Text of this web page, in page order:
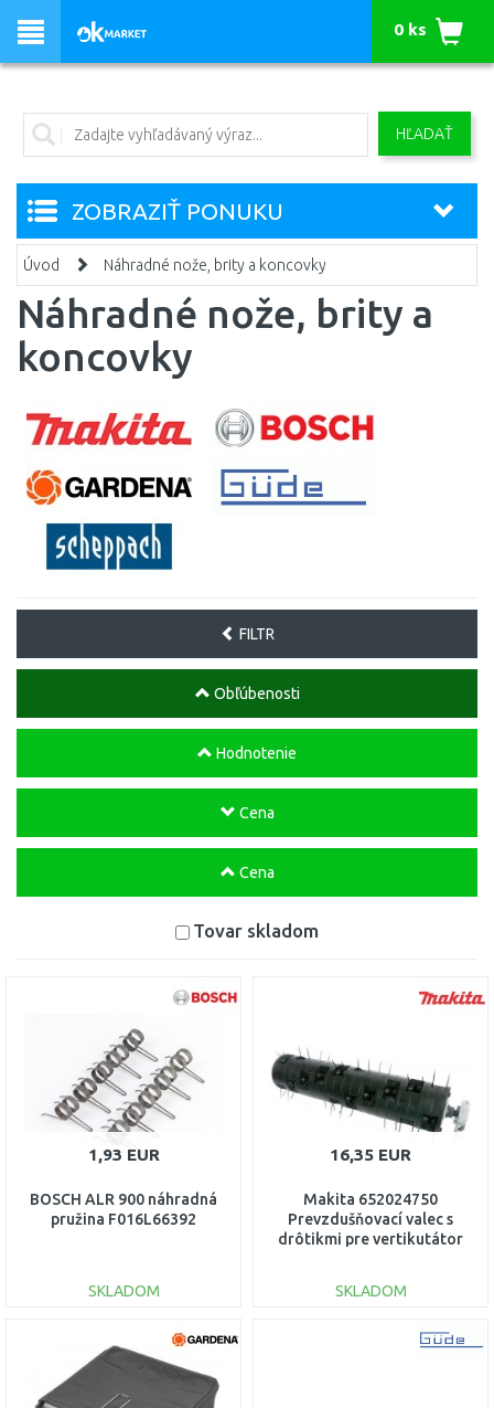
HĽADAŤ
0 ks
ZOBRAZIŤ PONUKU
Úvod Náhradné nože, brity a koncovky
Náhradné nože, brity a
koncovky
FILTR
Obľúbenosti
Hodnotenie
Cena
Cena
Tovar skladom
1,93 EUR
BOSCH ALR 900 náhradná
pružina F016L66392
SKLADOM
DO KOŠÍKA
16,35 EUR
Makita 652024750
Prevzdušňovací valec s
drôtikmi pre vertikutátor
SKLADOM
DO KOŠÍKA